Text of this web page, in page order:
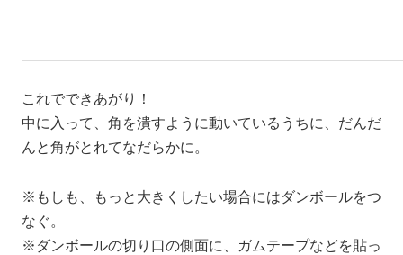
これでできあがり！
中に入って、角を潰すように動いているうちに、だんだ
んと角がとれてなだらかに。
※もしも、もっと大きくしたい場合にはダンボールをつ
なぐ。
※ダンボールの切り口の側面に、ガムテープなどを貼っ